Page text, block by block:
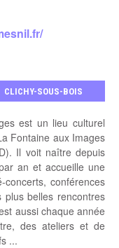
CLICHY-SOUS-BOIS
est un lieu culturel
Fontaine aux Images
Il voit naître depuis
an et accueille une
conférences
belles rencontres
aussi chaque année
des ateliers et de
...